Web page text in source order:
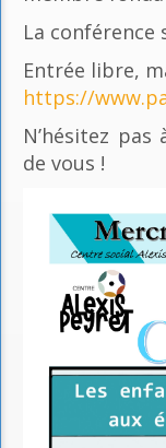
La conférence
Entrée libre,
https://
N’hésitez
de vous !